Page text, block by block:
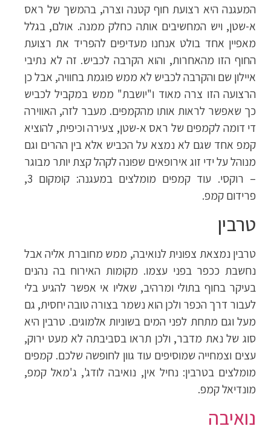
המעגנה היא רצועת חוף קטנה וצרה, בהמשך של ראס
א-שטן, ויש המחשיבים אותה כחלק ממנה. אולם, בגלל
מאפיין אחד בולט אנחנו מעדיפים להפריד את רצועת
החוף הזו מהאחרות, והוא הקרבה לכביש. זה לא נתיבי
איילון שם והקרבה לכביש לא ממש פוגמת בחוויה, אבל כן
הרצועה הזו צרה מאוד ו"יושבת" ממש במקביל לכביש
כך שאפשר לראות אותו מהקמפים. מעבר לזה, האווירה
די דומה לקמפים של ראס א-שטן, צעירה וכיפית, להוציא
קמפ אחד שגם לא נמצא על הכביש אלא בין ההרים וגם
מנוהל על ידי זוג אירופאים שפונה לקהל קצת יותר מבוגר
– רוקסי. עוד קמפים מומלצים במעגנה: קומקום 3,
פרידום קמפ.
טרבין
טרבין נמצאת צפונית לנואיבה, ממש מחוברת אליה אבל
נחשבת ככפר בפני עצמו. מקומות האירוח בה נהנים
בעיקר בחוף בתולי ומרהיב, שאליו אי אפשר להגיע בלי
לעבור דרך הכפר ולכן הוא נשמר בצורה טובה יחסית, גם
מעל וגם מתחת לפני המים בשוניות אלמוגים. טרבין היא
סוג של נאת מדבר, ולכן תראו בסביבתה לא מעט ירוק,
עצים וצמחייה שמוסיפים עוד גוון לחופשה שלכם. קמפים
מומלצים בטרבין: נחיל אין, נואיבה לודג', ג'מאל קמפ,
מונדיאל קמפ.
נואיבה